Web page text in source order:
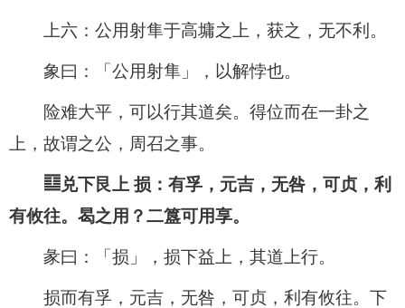
上六：公用射隼于高墉之上，获之，无不利。
象曰：「公用射隼」，以解悖也。
险难大平，可以行其道矣。得位而在一卦之
上，故谓之公，周召之事。
䷨兑下艮上 损：有孚，元吉，无咎，可贞，利
有攸往。曷之用？二簋可用享。
彖曰：「损」，损下益上，其道上行。
损而有孚，元吉，无咎，可贞，利有攸往。下